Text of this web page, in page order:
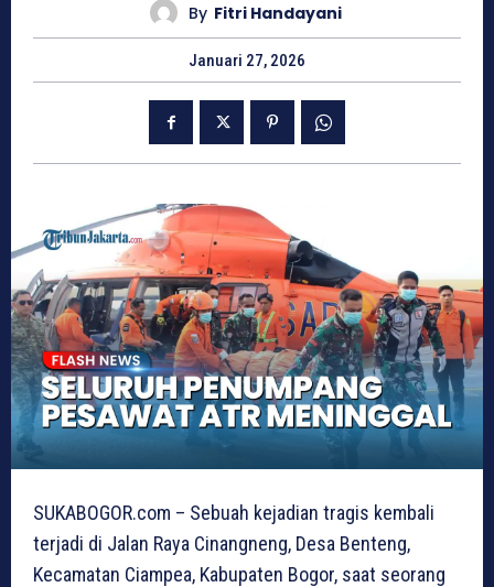
By Fitri Handayani
Januari 27, 2026
SUKABOGOR.com – Sebuah kejadian tragis kembali
terjadi di Jalan Raya Cinangneng, Desa Benteng,
Kecamatan Ciampea, Kabupaten Bogor, saat seorang